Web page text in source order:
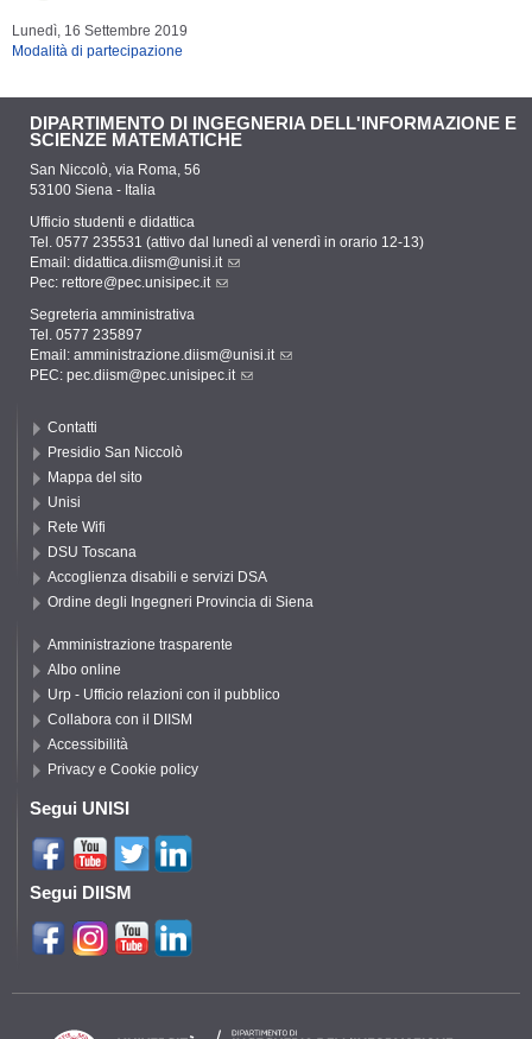
Lunedì, 16 Settembre 2019
Modalità di partecipazione
DIPARTIMENTO DI INGEGNERIA DELL'INFORMAZIONE E
SCIENZE MATEMATICHE
San Niccolò, via Roma, 56
53100 Siena - Italia
Ufficio studenti e didattica
Tel. 0577 235531 (attivo dal lunedì al venerdì in orario 12-13)
Email: didattica.diism@unisi.it
Pec: rettore@pec.unisipec.it
Segreteria amministrativa
Tel. 0577 235897
Email: amministrazione.diism@unisi.it
PEC: pec.diism@pec.unisipec.it
Contatti
Presidio San Niccolò
Mappa del sito
Unisi
Rete Wifi
DSU Toscana
Accoglienza disabili e servizi DSA
Ordine degli Ingegneri Provincia di Siena
Amministrazione trasparente
Albo online
Urp - Ufficio relazioni con il pubblico
Collabora con il DIISM
Accessibilità
Privacy e Cookie policy
Segui UNISI
Segui DIISM